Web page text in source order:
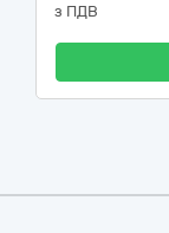
з ПДВ